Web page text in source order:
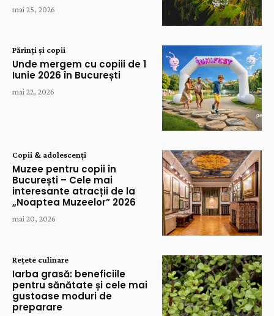
mai 25, 2026
Părinți și copii
Unde mergem cu copiii de 1
Iunie 2026 în București
mai 22, 2026
Copii & adolescenți
Muzee pentru copii în
București – Cele mai
interesante atracții de la
„Noaptea Muzeelor” 2026
mai 20, 2026
Rețete culinare
Iarba grasă: beneficiile
pentru sănătate și cele mai
gustoase moduri de
preparare